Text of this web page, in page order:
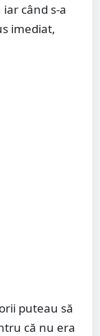
când s-a
imediat,
puteau să
că nu era